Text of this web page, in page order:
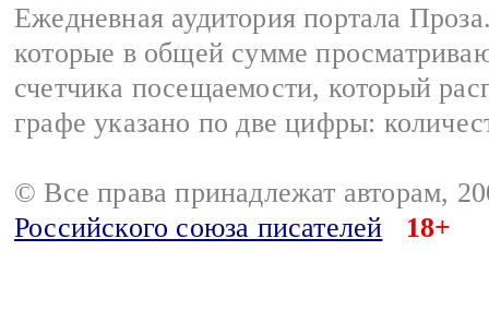
Ежедневная аудитория портала
которые в общей сумме
счетчика посещаемости, который
графе указано по две цифры:
© Все права принадлежат авторам,
Российского союза писателей
18+